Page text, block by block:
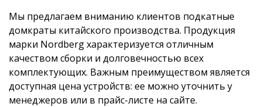
Мы предлагаем вниманию клиентов подкатные
домкраты китайского производства. Продукция
марки Nordberg характеризуется отличным
качеством сборки и долговечностью всех
комплектующих. Важным преимуществом является
доступная цена устройств: ее можно уточнить у
менеджеров или в прайс-листе на сайте.